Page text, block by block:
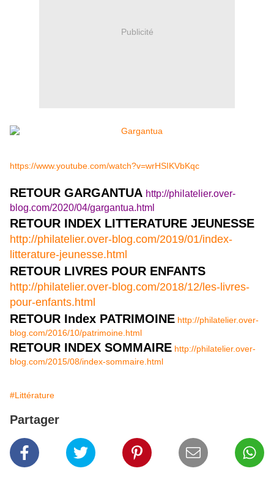
Publicité
https://www.youtube.com/watch?v=wrHSIKVbKqc
RETOUR GARGANTUA http://philatelier.over-
blog.com/2020/04/gargantua.html
RETOUR INDEX LITTERATURE JEUNESSE
http://philatelier.over-blog.com/2019/01/index-
litterature-jeunesse.html
RETOUR LIVRES POUR ENFANTS
http://philatelier.over-blog.com/2018/12/les-livres-
pour-enfants.html
RETOUR Index PATRIMOINE http://philatelier.over-
blog.com/2016/10/patrimoine.html
RETOUR INDEX SOMMAIRE http://philatelier.over-
blog.com/2015/08/index-sommaire.html
#Littérature
Partager